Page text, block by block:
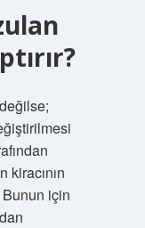
kiracının
için